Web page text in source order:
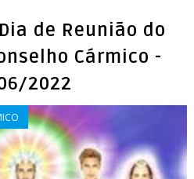
de Reunião do
Cármico -
2022